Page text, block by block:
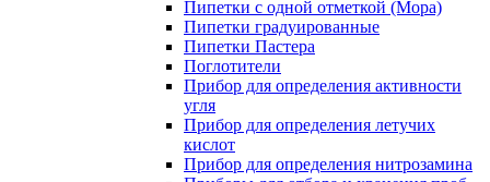
Пипетки с одной отметкой (Мора)
Пипетки градуированные
Пипетки Пастера
Поглотители
Прибор для определения активности
угля
Прибор для определения летучих
кислот
Прибор для определения нитрозамина